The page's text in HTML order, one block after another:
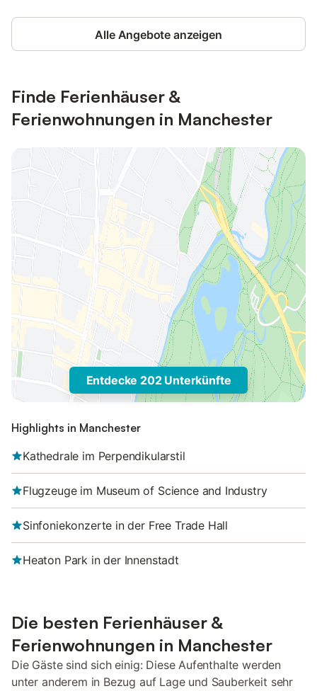
Alle Angebote anzeigen
Finde Ferienhäuser &
Ferienwohnungen in Manchester
Entdecke 202 Unterkünfte
Highlights in Manchester
Kathedrale im Perpendikularstil
Flugzeuge im Museum of Science and Industry
Sinfoniekonzerte in der Free Trade Hall
Heaton Park in der Innenstadt
Die besten Ferienhäuser &
Ferienwohnungen in Manchester
Die Gäste sind sich einig: Diese Aufenthalte werden
unter anderem in Bezug auf Lage und Sauberkeit sehr